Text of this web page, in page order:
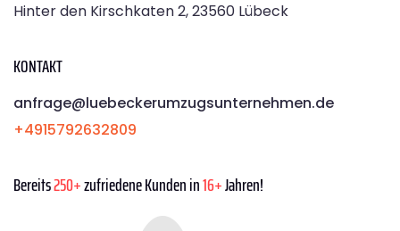
Hinter den Kirschkaten 2, 23560 Lübeck
KONTAKT
anfrage@luebeckerumzugsunternehmen.de
+4915792632809
Bereits250+zufriedene Kunden in16+Jahren!